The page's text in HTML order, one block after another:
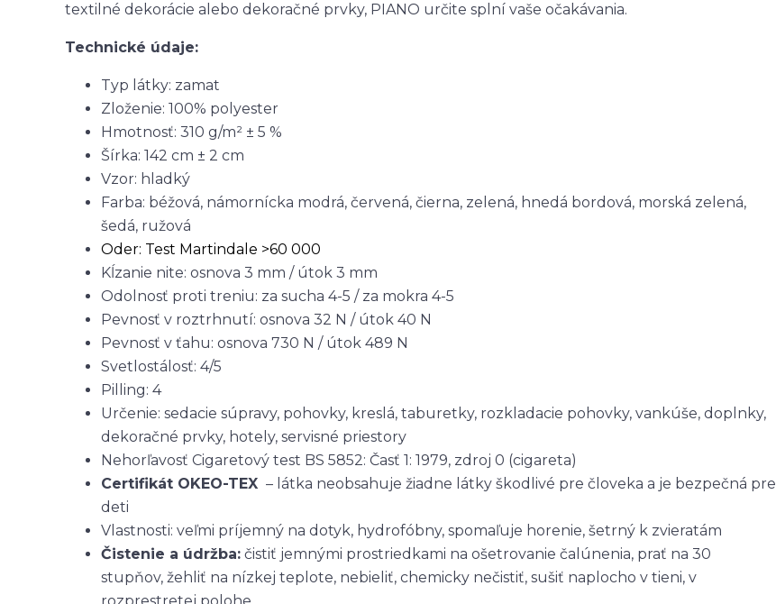
textilné dekorácie alebo dekoračné prvky, PIANO určite splní vaše očakávania.
Technické údaje:
Typ látky: zamat
Zloženie: 100% polyester
Hmotnosť: 310 g/m² ± 5 %
Šírka: 142 cm ± 2 cm
Vzor: hladký
Farba: béžová, námornícka modrá, červená, čierna, zelená, hnedá bordová, morská zelená,
šedá, ružová
Oder: Test Martindale >60 000
Kĺzanie nite: osnova 3 mm / útok 3 mm
Odolnosť proti treniu: za sucha 4-5 / za mokra 4-5
Pevnosť v roztrhnutí: osnova 32 N / útok 40 N
Pevnosť v ťahu: osnova 730 N / útok 489 N
Svetlostálosť: 4/5
Pilling: 4
Určenie: sedacie súpravy, pohovky, kreslá, taburetky, rozkladacie pohovky, vankúše, doplnky,
dekoračné prvky, hotely, servisné priestory
Nehorľavosť Cigaretový test BS 5852: Časť 1: 1979, zdroj 0 (cigareta)
Certifikát OKEO-TEX – látka neobsahuje žiadne látky škodlivé pre človeka a je bezpečná pre
deti
Vlastnosti: veľmi príjemný na dotyk, hydrofóbny, spomaľuje horenie, šetrný k zvieratám
Čistenie a údržba: čistiť jemnými prostriedkami na ošetrovanie čalúnenia, prať na 30
stupňov, žehliť na nízkej teplote, nebieliť, chemicky nečistiť, sušiť naplocho v tieni, v